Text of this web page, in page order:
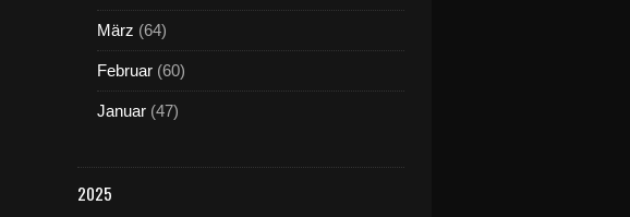
März (64)
Februar (60)
Januar (47)
2025